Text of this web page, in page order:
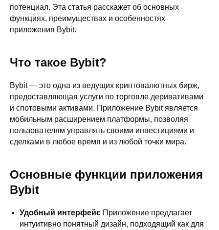
потенциал. Эта статья расскажет об основных
функциях, преимуществах и особенностях
приложения Bybit.
Что такое Bybit?
Bybit — это одна из ведущих криптовалютных бирж,
предоставляющая услуги по торговле деривативами
и спотовыми активами. Приложение Bybit является
мобильным расширением платформы, позволяя
пользователям управлять своими инвестициями и
сделками в любое время и из любой точки мира.
Основные функции приложения
Bybit
Удобный интерфейс Приложение предлагает
интуитивно понятный дизайн, подходящий как для